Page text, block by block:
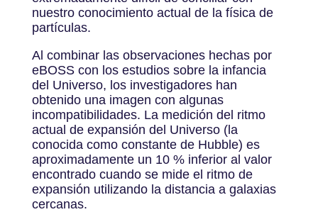
nuestro conocimiento actual de la física de
partículas.
Al combinar las observaciones hechas por
eBOSS con los estudios sobre la infancia
del Universo, los investigadores han
obtenido una imagen con algunas
incompatibilidades. La medición del ritmo
actual de expansión del Universo (la
conocida como constante de Hubble) es
aproximadamente un 10 % inferior al valor
encontrado cuando se mide el ritmo de
expansión utilizando la distancia a galaxias
cercanas.